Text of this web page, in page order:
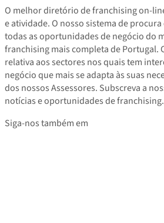
O melhor diretório de franchising on-
e atividade. O nosso sistema de
todas as oportunidades de negócio do
franchising mais completa de Portugal.
relativa aos sectores nos quais tem
negócio que mais se adapta às suas
dos nossos Assessores. Subscreva a
notícias e oportunidades de franchising.
Siga-nos também em